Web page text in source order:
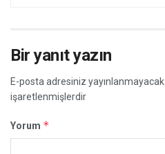
Bir yanıt yazın
E-posta adresiniz yayınlanmayacak.
işaretlenmişlerdir
Yorum *